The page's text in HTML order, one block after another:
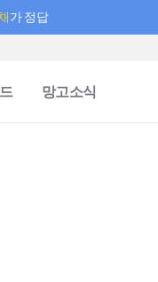
가 정답
망고소식